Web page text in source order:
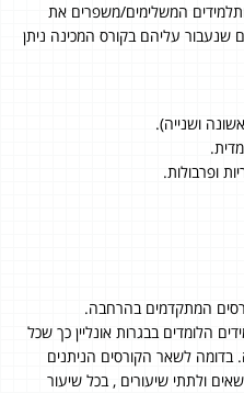
ותלמידים המשלימים/משפרים את
שנעבור עליהם בקורס המכינה ניתן
ושנייה).
ופרבולות.
המתקדמים בהרחבה.
הלומדים בבגרות אונליין כך שכל
בדומה לשאר הקורסים הניתנים
ולתתי שיעורים , בכל שיעור